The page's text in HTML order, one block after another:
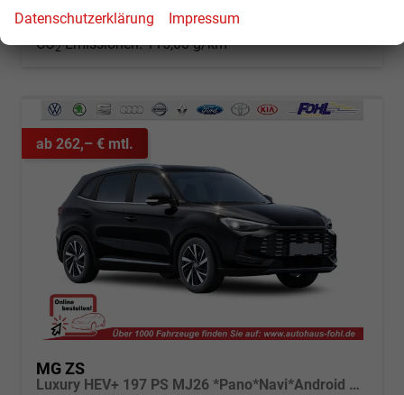
Verbrauch kombiniert:
CO -Klasse: C
CO2-Emissionen:115,00 g/km
ab 262,– € mtl.
MG ZS
Luxury HEV+ 197 PS MJ26 *Pano*Navi*Android Auto*SHZ*360°*Kunstleder*Klimaauto*ACC
Datenschutzerklärung Impressum